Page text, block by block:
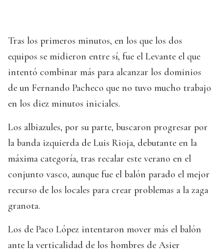
Tras los primeros minutos, en los que los dos
equipos se midieron entre sí, fue el Levante el que
intentó combinar más para alcanzar los dominios
de un Fernando Pacheco que no tuvo mucho trabajo
en los diez minutos iniciales.
Los albiazules, por su parte, buscaron progresar por
la banda izquierda de Luis Rioja, debutante en la
máxima categoría, tras recalar este verano en el
conjunto vasco, aunque fue el balón parado el mejor
recurso de los locales para crear problemas a la zaga
granota.
Los de Paco López intentaron mover más el balón
ante la verticalidad de los hombres de Asier